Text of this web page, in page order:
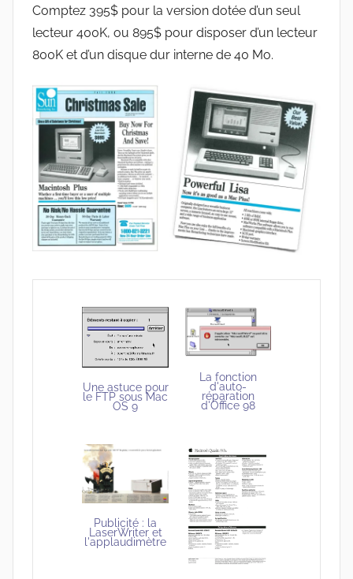
Comptez 395$ pour la version dotée d’un seul
lecteur 400K, ou 895$ pour disposer d’un lecteur
800K et d’un disque dur interne de 40 Mo.
Une astuce pour
le FTP sous Mac
OS 9
La fonction
d'auto-
réparation
d'Office 98
Publicité : la
LaserWriter et
l'applaudimètre